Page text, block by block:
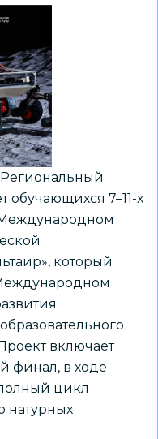
обучающихся 7–11-х
Международном
который
включает
финал, в ходе
цикл
натурных